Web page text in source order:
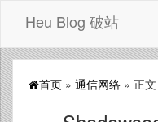
Heu Blog 破站
首页 » 通信网络 » 正文